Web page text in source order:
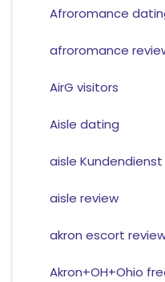
Afroromance
afroromance
AirG visitors
Aisle dating
aisle Kundendienst
aisle review
akron escort
Akron+OH+Ohio